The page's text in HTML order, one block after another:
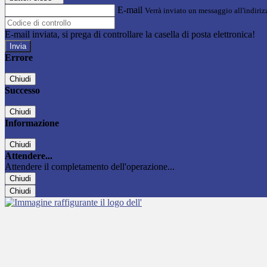
E-mail Verrà inviato un messaggio
E-mail inviata, si prega di controllare la casella di posta elettronica!
Errore
Chiudi
Successo
Chiudi
Informazione
Chiudi
Attendere...
Attendere il completamento dell'operazione...
Chiudi
Chiudi